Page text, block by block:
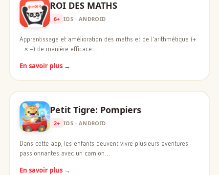
ROI DES MATHS
6+ IOS · ANDROID
Apprentissage et amélioration des maths et de l'arithmétique (+
- × ÷) de manière efficace…
En savoir plus →
Petit Tigre: Pompiers
2+ IOS · ANDROID
Dans cette app, les enfants peuvent vivre plusieurs aventures
passionnantes avec un camion…
En savoir plus →